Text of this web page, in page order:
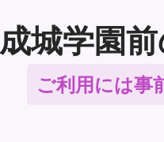
成城学園
ご利用には事